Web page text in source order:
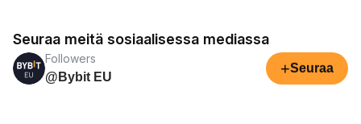
Seuraa meitä sosiaalisessa mediassa
Followers
@Bybit EU
+Seuraa